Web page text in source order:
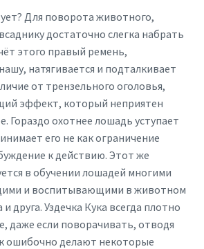
Для поворота животного,
достаточно слегка набрать
этого правый ремень,
натягивается и подталкивает
от трензельного оголовья,
эффект, который неприятен
Гораздо охотнее лошадь уступает
его не как ограничение
к действию. Этот же
в обучении лошадей многими
и воспитывающими в животном
друга. Уздечка Кука всегда плотно
даже если поворачивать, отводя
ошибочно делают некоторые